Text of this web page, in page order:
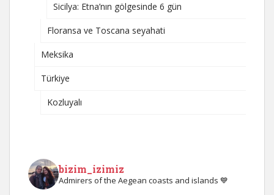
Sicilya: Etna’nın gölgesinde 6 gün
Floransa ve Toscana seyahati
Meksika
Türkiye
Kozluyalı
bizim_izimiz
Admirers of the Aegean coasts and islands 💙